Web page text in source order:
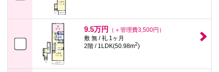
9.5万円
（＋管理費3,500円）
敷 無 / 礼 1ヶ月
2階 / 1LDK(50.98m2)